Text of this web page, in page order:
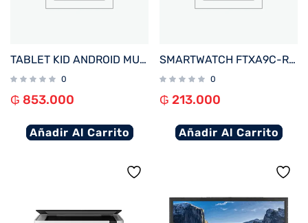
TABLET KID ANDROID MULTILASER NB624 QC/64GB/4G/7″/ROSA PRINCESAS DISNEY
0
₲ 853.000
Añadir Al Carrito
SMARTWATCH FTXA9C-RR 46MM ROJO ANDROID/IOS/BT/FREC. CARD
0
₲ 213.000
Añadir Al Carrito